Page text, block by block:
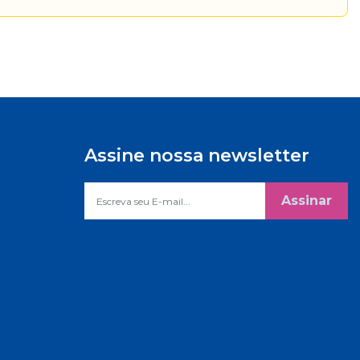
Assine nossa newsletter
Assinar